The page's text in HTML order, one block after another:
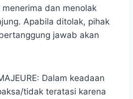
dan menolak
Apabila ditolak, pihak
jawab akan
Dalam keadaan
tidak teratasi karena